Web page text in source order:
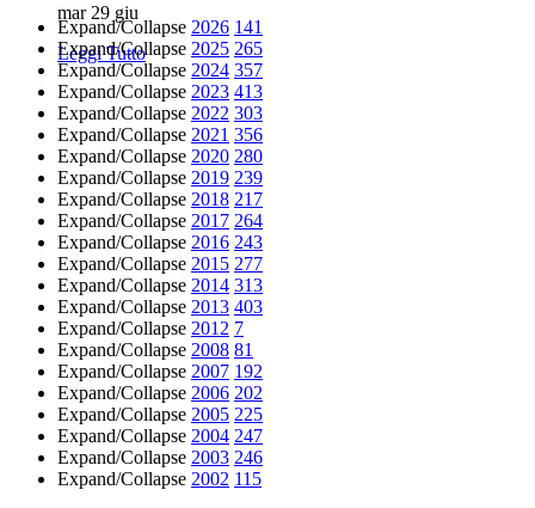
mar 29 giu
Leggi Tutto
Expand/Collapse 2026 141
Expand/Collapse 2025 265
Expand/Collapse 2024 357
Expand/Collapse 2023 413
Expand/Collapse 2022 303
Expand/Collapse 2021 356
Expand/Collapse 2020 280
Expand/Collapse 2019 239
Expand/Collapse 2018 217
Expand/Collapse 2017 264
Expand/Collapse 2016 243
Expand/Collapse 2015 277
Expand/Collapse 2014 313
Expand/Collapse 2013 403
Expand/Collapse 2012 7
Expand/Collapse 2008 81
Expand/Collapse 2007 192
Expand/Collapse 2006 202
Expand/Collapse 2005 225
Expand/Collapse 2004 247
Expand/Collapse 2003 246
Expand/Collapse 2002 115